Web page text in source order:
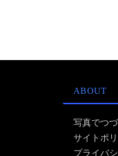
ABOUT
写真でつ
サイトポ
プライバ